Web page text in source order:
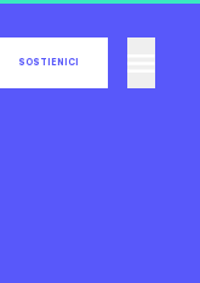
SOSTIENICI